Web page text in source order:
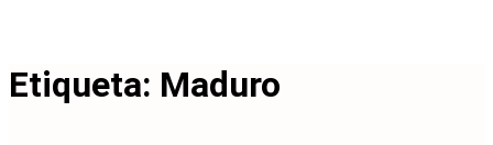
Etiqueta: Maduro